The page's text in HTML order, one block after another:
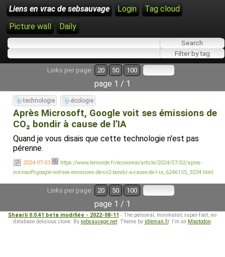
Liens en vrac de sebsauvage Login
Tag cloud
Picture wall
Daily
Links per page: 20 50 100
page 1 / 1
technologie écologie
Après Microsoft, Google voit ses émissions de
CO₂ bondir à cause de l’IA
Quand je vous disais que cette technologie n'est pas
pérenne.
2024-07-03
https://www.lemonde.fr/economie/article/2024/07/02/apres-
microsoft-google-voit-ses-emissions-de-co2-bondir-a-cause-de-l-ia_6246155_3234.html
Links per page: 20 50 100
page 1 / 1
Shaarli 0.0.41 beta modifiée - 2022-08-11 - The personal, minimalist, super-fast, no-
database delicious clone. By sebsauvage.net. Theme by idleman.fr. I'm on Mastodon.